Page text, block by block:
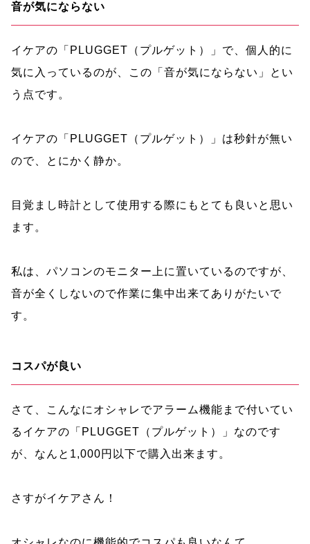
音が気にならない
イケアの「PLUGGET（プルゲット）」で、個人的に
気に入っているのが、この「音が気にならない」とい
う点です。
イケアの「PLUGGET（プルゲット）」は秒針が無い
ので、とにかく静か。
目覚まし時計として使用する際にもとても良いと思い
ます。
私は、パソコンのモニター上に置いているのですが、
音が全くしないので作業に集中出来てありがたいで
す。
コスパが良い
さて、こんなにオシャレでアラーム機能まで付いてい
るイケアの「PLUGGET（プルゲット）」なのです
が、なんと1,000円以下で購入出来ます。
さすがイケアさん！